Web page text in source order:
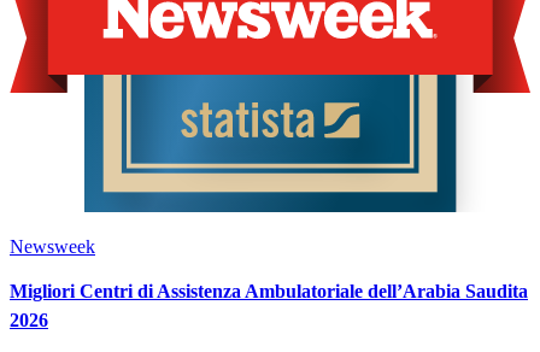
Newsweek
Migliori Centri di Assistenza Ambulatoriale dell’Arabia Saudita
2026